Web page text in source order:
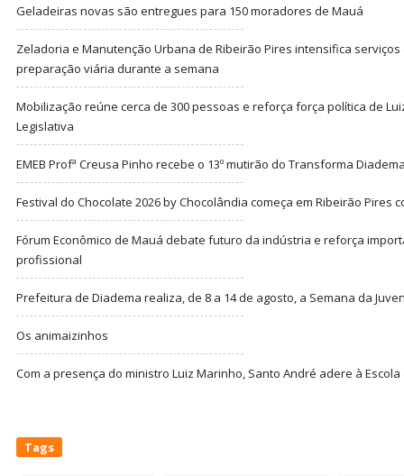
Geladeiras novas são entregues para 150 moradores de Mauá
Zeladoria e Manutenção Urbana de Ribeirão Pires intensifica
preparação viária durante a semana
Mobilização reúne cerca de 300 pessoas e reforça força política de
Legislativa
EMEB Profª Creusa Pinho recebe o 13º mutirão do Transforma
Festival do Chocolate 2026 by Chocolândia começa em Ribeirão Pires
Fórum Econômico de Mauá debate futuro da indústria e reforça
profissional
Prefeitura de Diadema realiza, de 8 a 14 de agosto, a Semana da
Os animaizinhos
Com a presença do ministro Luiz Marinho, Santo André adere à
Tags